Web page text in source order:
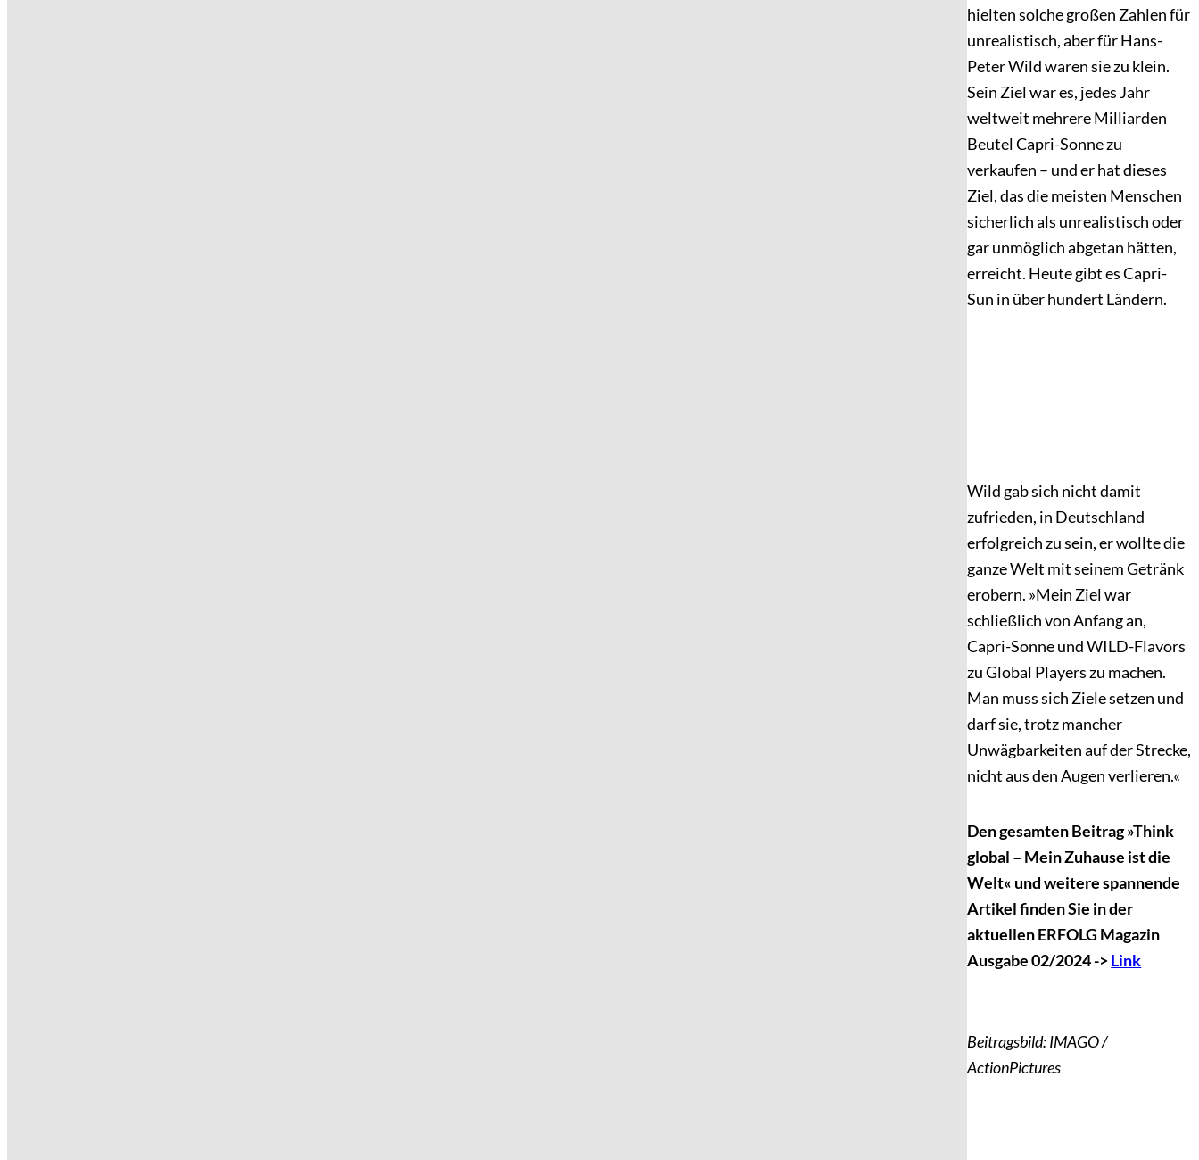
hielten solche großen Zahlen für
unrealistisch, aber für Hans-
Peter Wild waren sie zu klein.
Sein Ziel war es, jedes Jahr
weltweit mehrere Milliarden
Beutel Capri-Sonne zu
verkaufen – und er hat dieses
Ziel, das die meisten Menschen
sicherlich als unrealistisch oder
gar unmöglich abgetan hätten,
erreicht. Heute gibt es Capri-
Sun in über hundert Ländern.
Wild gab sich nicht damit
zufrieden, in Deutschland
erfolgreich zu sein, er wollte die
ganze Welt mit seinem Getränk
erobern. »Mein Ziel war
schließlich von Anfang an,
Capri-Sonne und WILD-Flavors
zu Global Players zu machen.
Man muss sich Ziele setzen und
darf sie, trotz mancher
Unwägbarkeiten auf der Strecke,
nicht aus den Augen verlieren.«
Den gesamten Beitrag »Think
global – Mein Zuhause ist die
Welt« und weitere spannende
Artikel finden Sie in der
aktuellen ERFOLG Magazin
Ausgabe 02/2024 ->Link
Beitragsbild: IMAGO /
ActionPictures